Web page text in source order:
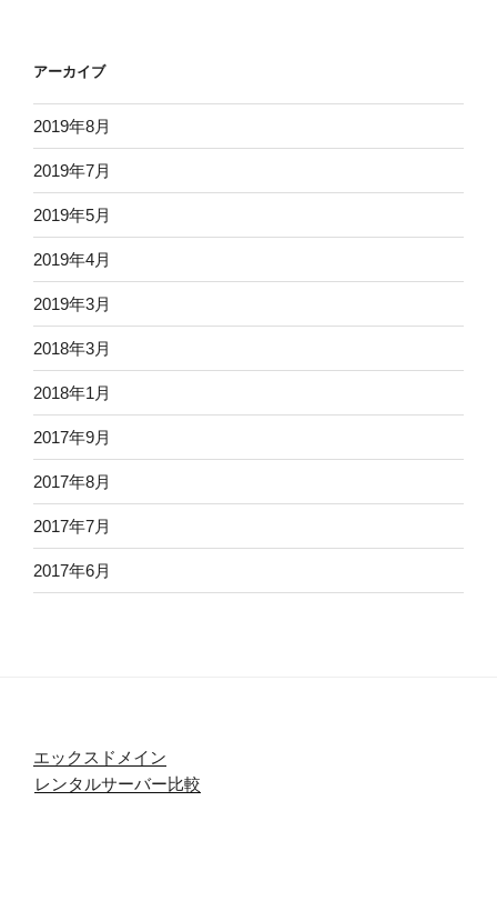
アーカイブ
2019年8月
2019年7月
2019年5月
2019年4月
2019年3月
2018年3月
2018年1月
2017年9月
2017年8月
2017年7月
2017年6月
エックスドメイン
レンタルサーバー比較